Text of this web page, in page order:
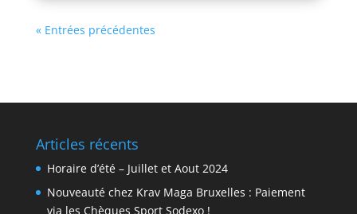
« Entrées précédentes
Articles récents
Horaire d’été – Juillet et Aout 2024
Nouveauté chez Krav Maga Bruxelles : Paiement
via les Chèques Sport Sodexo !